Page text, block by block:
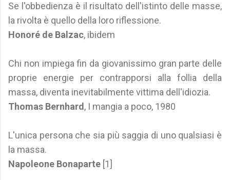
Se l'obbedienza è il risultato dell'istinto delle masse,
la rivolta è quello della loro riflessione.
Honoré de Balzac, ibidem
Chi non impiega fin da giovanissimo gran parte delle
proprie energie per contrapporsi alla follia della
massa, diventa inevitabilmente vittima dell'idiozia.
Thomas Bernhard , I mangia a poco, 1980
L'unica persona che sia più saggia di uno qualsiasi è
la massa.
Napoleone Bonaparte [1]